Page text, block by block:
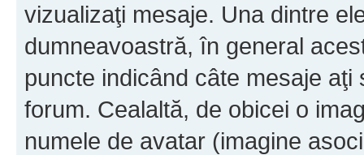
vizualizaţi mesaje. Una dintre
dumneavoastră, în general
puncte indicând câte mesaje
forum. Cealaltă, de obicei o
numele de avatar (imagine